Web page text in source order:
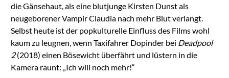
die Gänsehaut, als eine blutjunge Kirsten Dunst als
neugeborener Vampir Claudia nach mehr Blut verlangt.
Selbst heute ist der popkulturelle Einfluss des Films wohl
kaum zu leugnen, wenn Taxifahrer Dopinder bei Deadpool
2(2018) einen Bösewicht überfährt und lüstern in die
Kamera raunt: „Ich will noch mehr!“